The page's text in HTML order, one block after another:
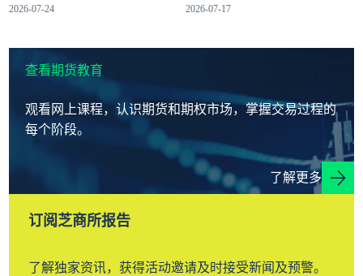
2026-07-24 2026-07-17
查看期货教育
观看网上课程，认识期货和期权市场，掌握交易过程的
每个阶段。
了解更多
订阅芝商所报告
了解独家资讯，获得活动邀请及时接受新闻及预警。